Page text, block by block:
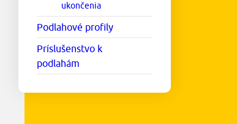
ukončenia
Podlahové profily
Príslušenstvo k
podlahám